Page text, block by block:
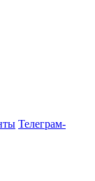
Телеграм-